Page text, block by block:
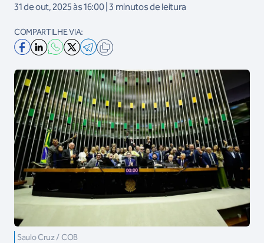
31 de out, 2025 às 16:00 | 3 minutos de leitura
COMPARTILHE VIA:
Saulo Cruz / COB